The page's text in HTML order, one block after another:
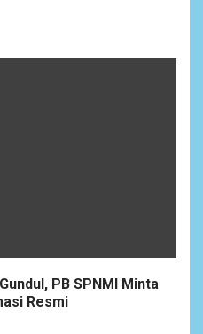
PB SPNMI Minta
Resmi